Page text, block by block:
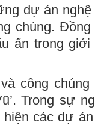
dự án
chúng.
ấn trong
công
Trong sự
các dự